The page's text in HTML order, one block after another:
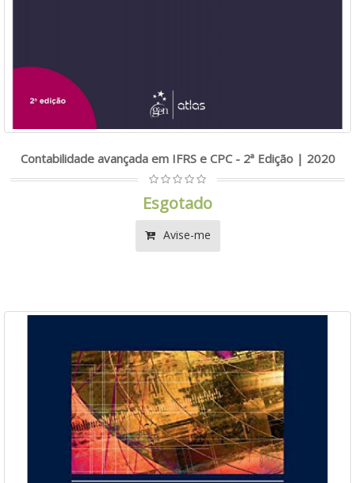
Contabilidade avançada em IFRS e CPC - 2ª Edição | 2020
Esgotado
Avise-me